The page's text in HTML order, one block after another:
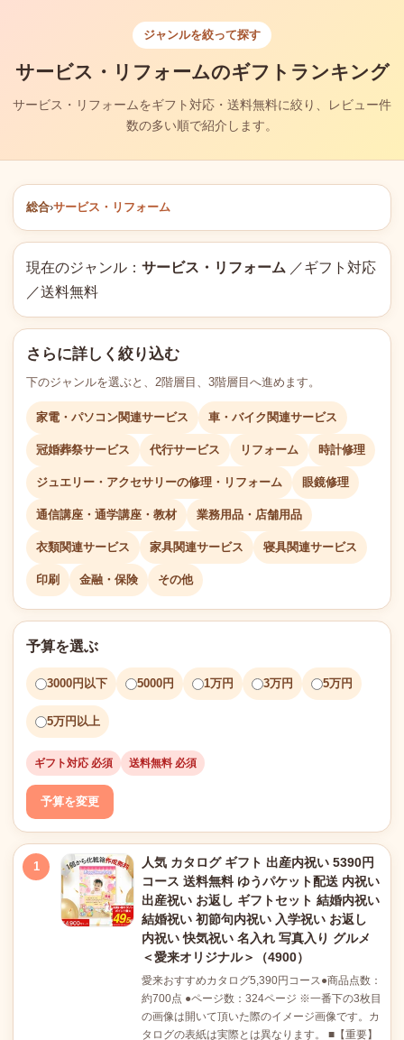
ジャンルを絞って探す
サービス・リフォームのギフトランキング
サービス・リフォームをギフト対応・送料無料に絞り、レビュー件
数の多い順で紹介します。
総合›サービス・リフォーム
現在のジャンル： サービス・リフォーム ／ギフト対応
／送料無料
さらに詳しく絞り込む
下のジャンルを選ぶと、2階層目、3階層目へ進めます。
家電・パソコン関連サービス 車・バイク関連サービス
冠婚葬祭サービス 代行サービス リフォーム 時計修理
ジュエリー・アクセサリーの修理・リフォーム 眼鏡修理
通信講座・通学講座・教材 業務用品・店舗用品
衣類関連サービス 家具関連サービス 寝具関連サービス
印刷 金融・保険 その他
予算を選ぶ
3000円以下 5000円 1万円 3万円 5万円
5万円以上
ギフト対応 必須 送料無料 必須
予算を変更
1
人気 カタログ ギフト 出産内祝い 5390円
コース 送料無料 ゆうパケット配送 内祝い
出産祝い お返し ギフトセット 結婚内祝い
結婚祝い 初節句内祝い 入学祝い お返し
内祝い 快気祝い 名入れ 写真入り グルメ
＜愛来オリジナル＞（4900）
愛来おすすめカタログ5,390円コース●商品点数：
約700点 ●ページ数：324ページ ※一番下の3枚目
の画像は開いて頂いた際のイメージ画像です。カ
タログの表紙は実際とは異なります。 ■【重要】